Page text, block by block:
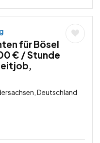
für Bösel
€ / Stunde
Deutschland